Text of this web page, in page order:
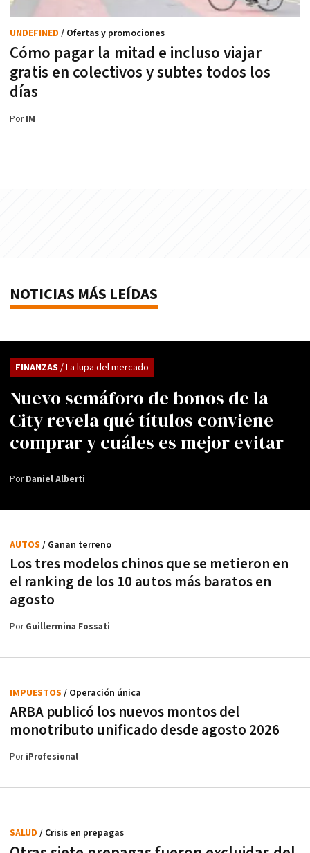
Cómo pagar la mitad e incluso viajar
gratis en colectivos y subtes todos los
días
UNDEFINED / Ofertas y promociones
PorIM
NOTICIAS MÁS LEÍDAS
Nuevo semáforo de bonos de la
City revela qué títulos conviene
comprar y cuáles es mejor evitar
FINANZAS / La lupa del mercado
PorDaniel Alberti
Los tres modelos chinos que se metieron en
el ranking de los 10 autos más baratos en
agosto
AUTOS / Ganan terreno
PorGuillermina Fossati
ARBA publicó los nuevos montos del
monotributo unificado desde agosto 2026
IMPUESTOS / Operación única
PoriProfesional
SALUD / Crisis en prepagas